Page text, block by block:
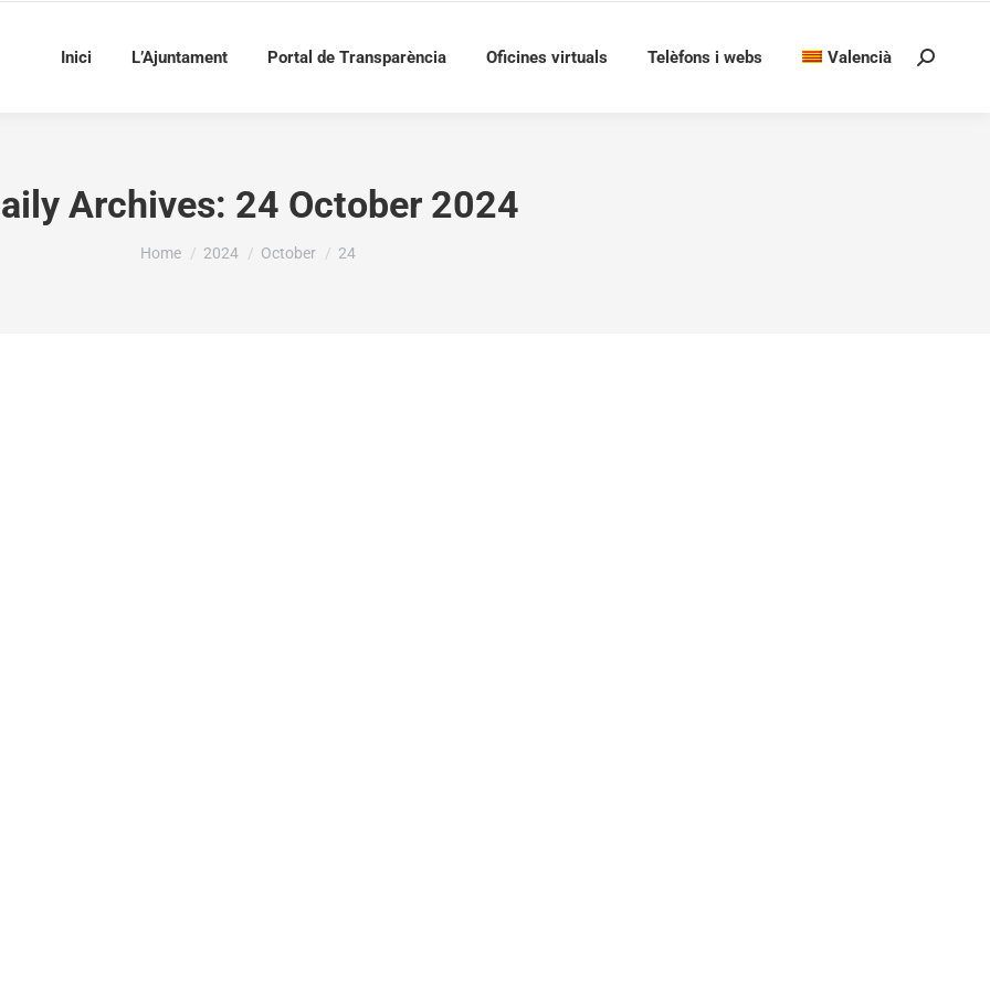
Inici L’Ajuntament Portal de Transparència Oficines virtuals Telèfons i webs Valencià Search:
Archives: 24 October 2024
You are here:
Home 2024 October 24